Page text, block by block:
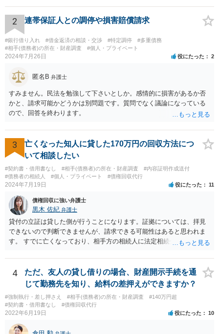
です。 彼の住所については住民票上の住所であれば調査することは可
能です。 弁護士に依頼した際の費用にいては現在弁護士費用が自由化
されており法律事務所によって異なりますので、あくまで目安となり
ますが、交渉を依頼すると①着手金が請求額×8％or10万円の高い方、
②成功報酬が16％、③実費というところでしょうか。法律事務所によ
っては別途日当を請求するところもあると思います。 勝訴の見込みや
お伺いできればお伝えさせていただきますので、宜しければ、個別に
2 連帯保証人との調停や損害賠償請求
#銀行借り入れ #借金返済の相談・交渉 #特定調停
#多重債務
#相手(債務者)の所在・財産調査
#個人・プライベート
2024年7月26日 役にたった 2
匿名B 弁護士
すみません。民法を勉強して下さいとしか。感情的に損害があるか否
かと、請求可能かどうかは別問題です。質問でなく議論になっている
ので、回答を終わります。
3
亡くなった知人に貸した170万円の回収方法につ
いて相談したい
#契約書・借用書なし #相手(債務者)の所在・財産調査
#内容証明作成送付
#債務者の相続人
#個人・プライベート #債権回収代行
2024年7月19日 役にたった 11
債権回収に強い弁護士
黒木 佐紀 弁護士
貸付の立証は貸した側が行うことになります。証拠については、拝見
できないので判断できませんが、請求できる可能性はあると思われま
す。 すでに亡くなっており、相手方の相続人に法定相続分に応じて請
が難しくなります。 お早めに相続人に請求していくか、それが難しい
場合は、弁護士に相談されるのがよろしいかと思います。
4
ただ、友人の貸し借りの場合、財産開示手続を通
じて勤務先を知り、給料の差押えができますか？
#強制執行・差し押さえ #相手(債務者)の所在・財産調査
#140万円超
#契約書・借用書なし
#債権回収代行
2022年6月19日 役にたった 10